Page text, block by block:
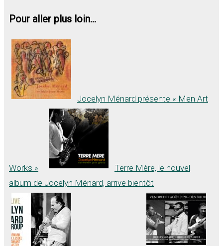
Pour aller plus loin...
Jocelyn Ménard présente « Men Art
Works »
Terre Mère, le nouvel
album de Jocelyn Ménard, arrive bientôt